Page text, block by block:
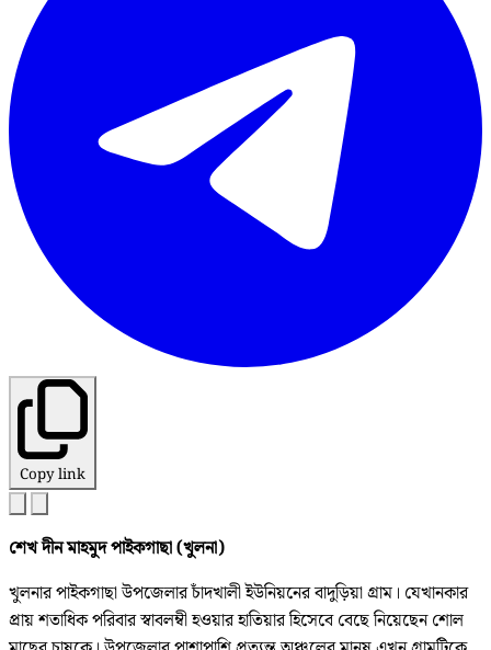
Copy link
শেখ দীন মাহমুদ পাইকগাছা (খুলনা)
খুলনার পাইকগাছা উপজেলার চাঁদখালী ইউনিয়নের বাদুড়িয়া গ্রাম। যেখানকার
প্রায় শতাধিক পরিবার স্বাবলম্বী হওয়ার হাতিয়ার হিসেবে বেছে নিয়েছেন শোল